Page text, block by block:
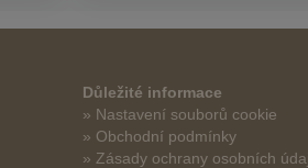
Důležité informace
» Nastavení souborů cookie
» Obchodní podmínky
» Zásady ochrany osobních